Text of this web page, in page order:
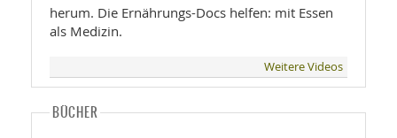
herum. Die Ernährungs-Docs helfen: mit Essen
als Medizin.
Weitere Videos
BÜCHER